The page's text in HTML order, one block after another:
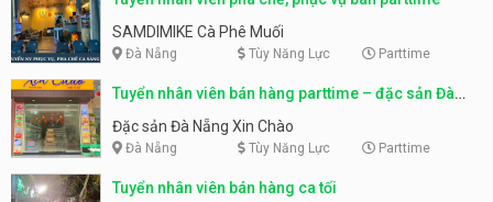
SAMDIMIKE Cà Phê Muối
Đà Nẵng Tùy Năng Lực Parttime
Tuyển nhân viên bán hàng parttime – đặc sản Đà
Nẵng
Đặc sản Đà Nẵng Xin Chào
Đà Nẵng Tùy Năng Lực Parttime
Tuyển nhân viên bán hàng ca tối